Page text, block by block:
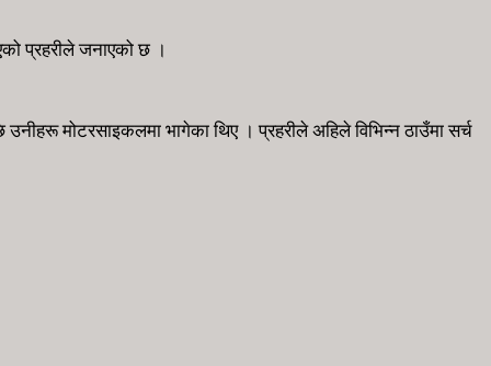
प्रहरीले जनाएको छ ।
मोटरसाइकलमा भागेका थिए । प्रहरीले अहिले विभिन्न ठाउँमा सर्च